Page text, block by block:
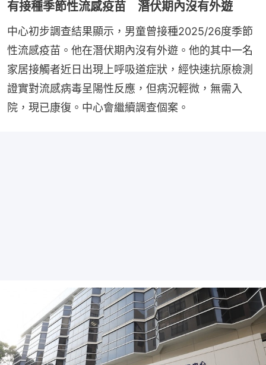
有接種季節性流感疫苗 潛伏期內沒有外遊
中心初步調查結果顯示，男童曾接種2025/26度季節
性流感疫苗。他在潛伏期內沒有外遊。他的其中一名
家居接觸者近日出現上呼吸道症狀，經快速抗原檢測
證實對流感病毒呈陽性反應，但病況輕微，無需入
院，現已康復。中心會繼續調查個案。